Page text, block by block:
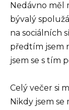
Nedávno měl
bývalý
na sociálních
předtím jsem
jsem se s tím
Celý večer si
Nikdy jsem